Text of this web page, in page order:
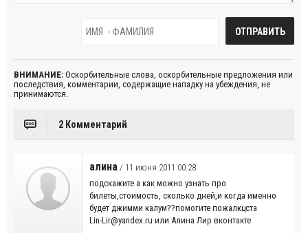
ВНИМАНИЕ: Оскорбительные слова, оскорбительные предложения или
последствия, комментарии, содержащие нападку на убеждения, не
принимаются.
2 Комментарий
алина / 11 июня 2011 00:28
подскажите а как можно узнать про
билеты,стоимость, сколько дней,и когда именно
будет джимми калум??помогите пожалкцста
Lin-Lir@yandex.ru или Алина Лир вконтакте